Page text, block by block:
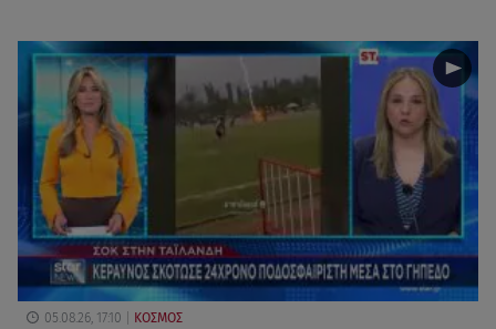
05.08.26, 17:10 ΚΟΣΜΟΣ